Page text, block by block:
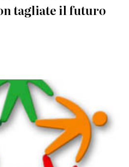
tagliate il futuro